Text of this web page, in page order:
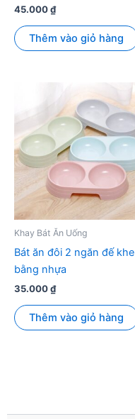
45.000₫
Thêm vào giỏ hàng
Khay Bát Ăn Uống
Bát ăn đôi 2 ngăn đế khe
bằng nhựa
35.000₫
Thêm vào giỏ hàng